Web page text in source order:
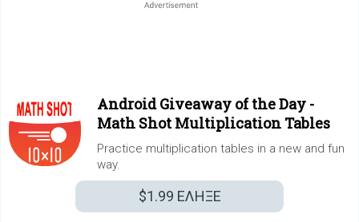
Android Giveaway of the Day -
Math Shot Multiplication Tables
Practice multiplication tables in a new and fun
way.
$1.99 ΕΛΗΞΕ